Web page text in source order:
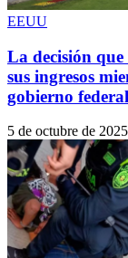
EEUU
La decisión
sus ingresos
gobierno federal
5 de octubre de 2025